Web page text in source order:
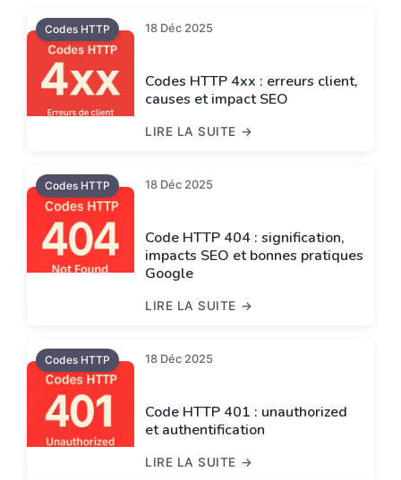
Codes HTTP 18 Déc 2025
Codes HTTP 4xx : erreurs client,
causes et impact SEO
LIRE LA SUITE
CODES HTTP 4XX : ERREURS CLIENT,
Codes HTTP 18 Déc 2025
Code HTTP 404 : signification,
impacts SEO et bonnes pratiques
Google
LIRE LA SUITE
CODE HTTP 404 : SIGNIFICATION,
Codes HTTP 18 Déc 2025
Code HTTP 401 : unauthorized
et authentification
LIRE LA SUITE
CODE HTTP 401 : UNAUTHORIZED ET